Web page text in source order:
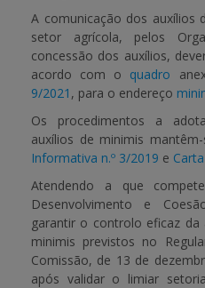
A comunicação dos auxílios
setor agrícola, pelos
concessão dos auxílios,
acordo com o quadro
9/2021 , para o endereço
Os procedimentos a
auxílios de minimis
Informativa n.º 3/2019 e
Atendendo a que
Desenvolvimento e
garantir o controlo eficaz da
minimis previstos no
Comissão, de 13 de
após validar o limiar